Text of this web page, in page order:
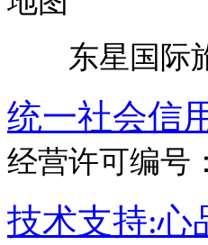
东星国际旅
统一社会信
经营许可编号
技术支持:心